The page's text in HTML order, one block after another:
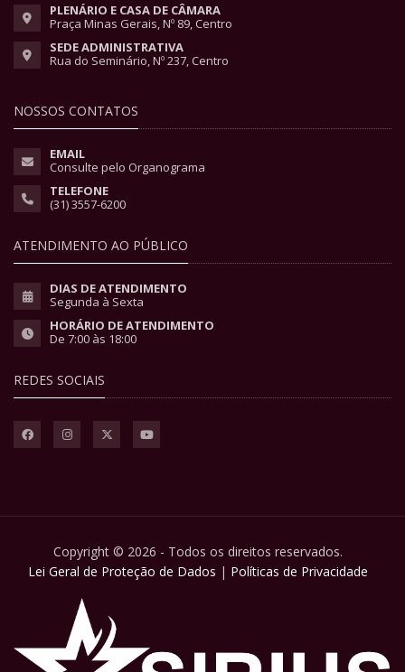
PLENÁRIO E CASA DE CÂMARA
Praça Minas Gerais, Nº 89, Centro
SEDE ADMINISTRATIVA
Rua do Seminário, Nº 237, Centro
NOSSOS CONTATOS
EMAIL
Consulte pelo Organograma
TELEFONE
(31) 3557-6200
ATENDIMENTO AO PÚBLICO
DIAS DE ATENDIMENTO
Segunda à Sexta
HORÁRIO DE ATENDIMENTO
De 7:00 às 18:00
REDES SOCIAIS
Copyright © 2026 - Todos os direitos reservados.
Lei Geral de Proteção de Dados | Políticas de Privacidade